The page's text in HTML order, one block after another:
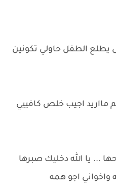
يطلع الطفل حاولي تكونين
مااريد اجيب خلص كافييي
... يا الله دخليك صبرها
واخواني اجو همه